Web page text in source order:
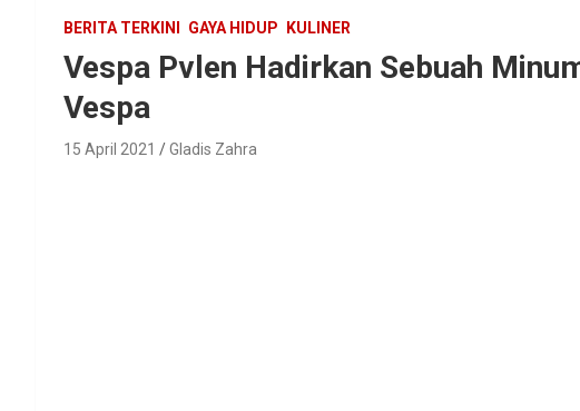
BERITA TERKINI GAYA HIDUP KULINER
Vespa Pvlen Hadirkan Sebuah
Vespa
15 April 2021 Gladis Zahra